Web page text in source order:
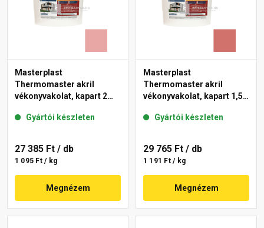
Masterplast
Thermomaster akril
vékonyvakolat, kapart 2
Gyártói készleten
27 385 Ft / db
1 095 Ft / kg
Megnézem
Masterplast
Thermomaster akril
vékonyvakolat, kapart 1,5
Gyártói készleten
29 765 Ft / db
1 191 Ft / kg
Megnézem